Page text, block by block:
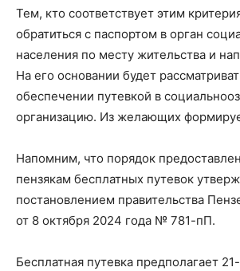
Тем, кто соответствует этим
обратиться с паспортом в орган
населения по месту жительства и
На его основании будет
обеспечении путевкой в
организацию. Из желающих
Напомним, что порядок
пензякам бесплатных путевок
постановлением правительства
от 8 октября 2024 года № 781-пП.
Бесплатная путевка предполагает